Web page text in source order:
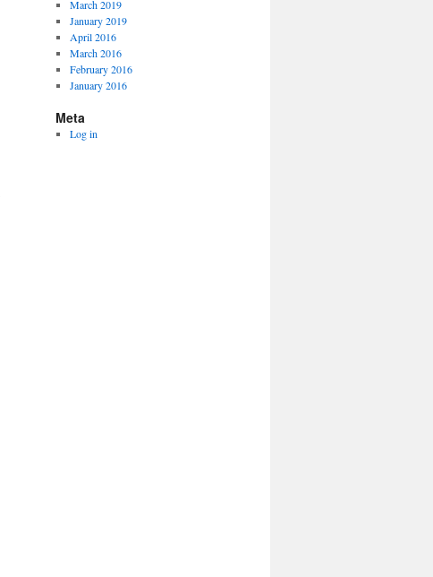
March 2019
January 2019
April 2016
March 2016
February 2016
January 2016
Meta
Log in